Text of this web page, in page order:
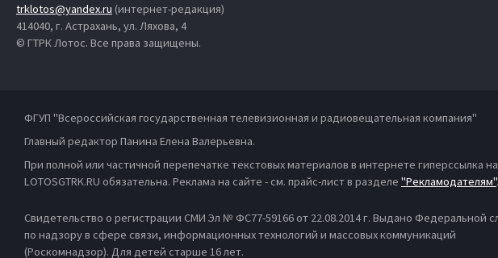
trklotos@yandex.ru (интернет-редакция)
414040, г. Астрахань, ул. Ляхова, 4
© ГТРК Лотос. Все права защищены.
ФГУП "Всероссийская государственная телевизионная и радиовещательная компания"
Главный редактор Панина Елена Валерьевна.
При полной или частичной перепечатке текстовых материалов в интернете гиперссылка на
LOTOSGTRK.RU обязательна. Реклама на сайте - см. прайс-лист в разделе "Рекламодателям".
Свидетельство о регистрации СМИ Эл № ФС77-59166 от 22.08.2014 г. Выдано Федеральной
по надзору в сфере связи, информационных технологий и массовых коммуникаций
(Роскомнадзор). Для детей старше 16 лет.